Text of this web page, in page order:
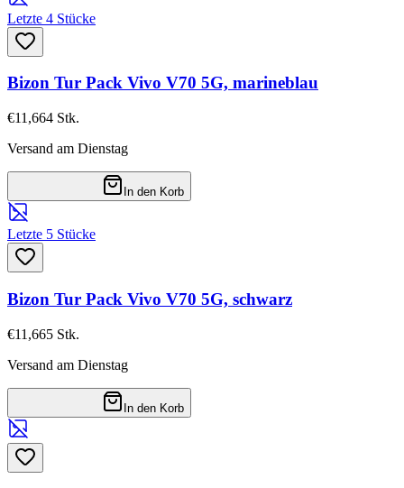
Letzte 4 Stücke
Bizon Tur Pack Vivo V70 5G, marineblau
€11,664 Stk.
Versand am Dienstag
In den Korb
Letzte 5 Stücke
Bizon Tur Pack Vivo V70 5G, schwarz
€11,665 Stk.
Versand am Dienstag
In den Korb